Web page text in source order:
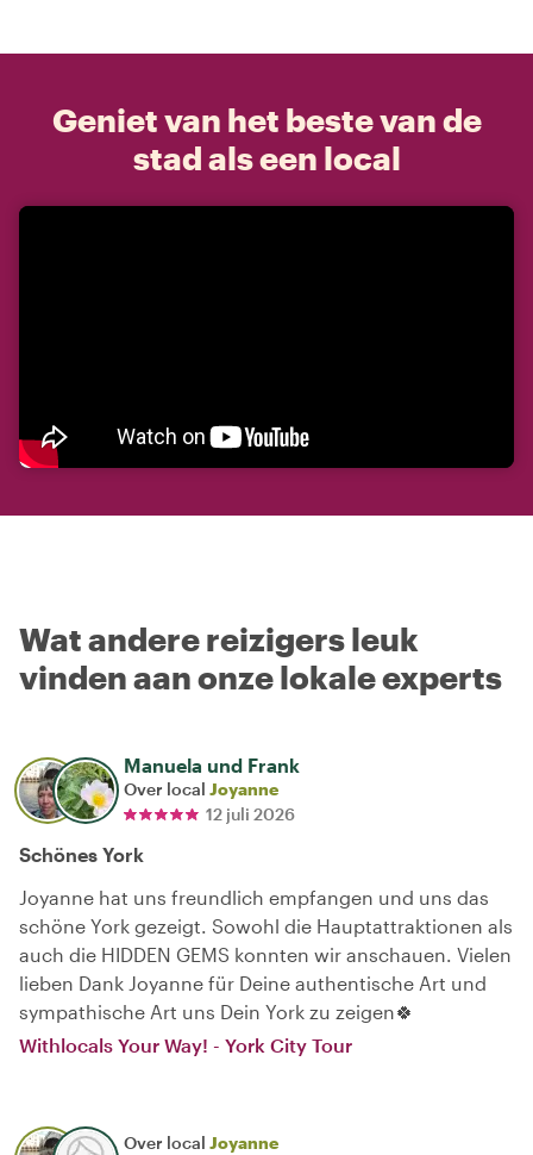
Geniet van het beste van de
stad als een local
Wat andere reizigers leuk
vinden aan onze lokale experts
Manuela und Frank
Over local Joyanne
12 juli 2026
Schönes York
Joyanne hat uns freundlich empfangen und uns das
schöne York gezeigt. Sowohl die Hauptattraktionen als
auch die HIDDEN GEMS konnten wir anschauen. Vielen
lieben Dank Joyanne für Deine authentische Art und
sympathische Art uns Dein York zu zeigen🍀
Withlocals Your Way! - York City Tour
Over local Joyanne